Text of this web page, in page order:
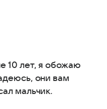
10 лет, я обожаю
они вам
мальчик.